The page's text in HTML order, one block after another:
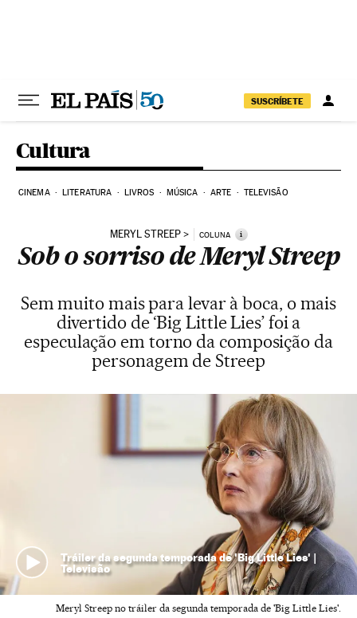
SUSCRÍBETE
Cultura
CINEMA LITERATURA LIVROS MÚSICA ARTE TELEVISÃO
MERYL STREEP COLUNA i
Sob o sorriso de Meryl Streep
Sem muito mais para levar à boca, o mais
divertido de ‘Big Little Lies’ foi a
especulação em torno da composição da
personagem de Streep
Tráiler da segunda temporada de 'Big Little Lies' |
Televisão
Meryl Streep no tráiler da segunda temporada de 'Big Little Lies'.